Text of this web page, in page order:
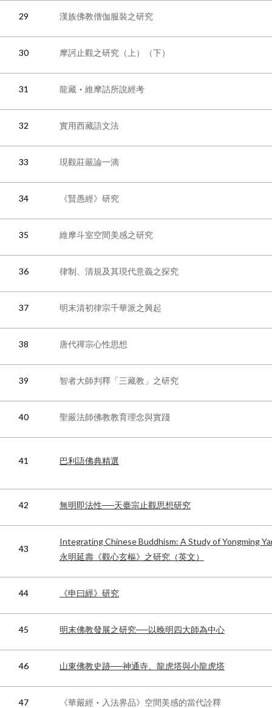
29 漢族佛教僧伽服裝之研究
30 摩訶止觀之研究（上）（下）
31 龍藏‧維摩詰所說經考
32 實用西藏語文法
33 現觀莊嚴論一滴
34 《賢愚經》研究
35 維摩斗室空間美感之研究
36 律制、清規及其現代意義之探究
37 明末清初律宗千華派之興起
38 唐代禪宗心性思想
39 智者大師判釋「三藏教」之研究
40 聖嚴法師佛教教育理念與實踐
41 巴利語佛典精選
42 無明即法性──天臺宗止觀思想研究
43
Integrating Chinese Buddhism: A Study of Yongming
永明延壽《觀心玄樞》之研究（英文）
44 《申曰經》研究
45 明末佛教發展之研究──以晚明四大師為中心
46 山東佛教史跡──神通寺、龍虎塔與小龍虎塔
47 《華嚴經‧入法界品》空間美感的當代詮釋